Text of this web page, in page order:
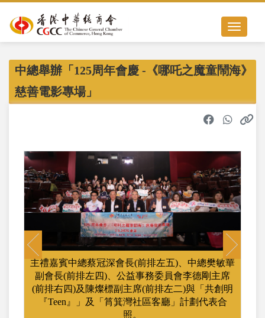
Toggle
中總舉辦「125周年會慶 -《哪吒之魔童鬧海》
慈善電影專場」
主禮嘉賓中總蔡冠深會長(前排左五)、中總樊敏華
副會長(前排左四)、公益事務委員會李德剛主席
(前排右四)及陳燦標副主席(前排左二)與「共創明
『Teen』」及「筲箕灣社區客廳」計劃代表合
照。
Previous Next